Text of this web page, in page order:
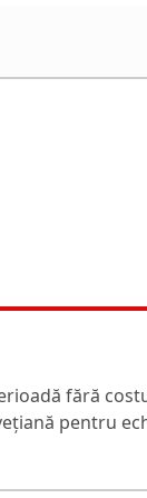
fără
pentru